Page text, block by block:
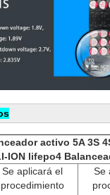
activo 5A 3S
ION lifepo4
Se aplicará el
procedimiento
Se